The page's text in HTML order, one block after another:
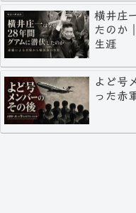
横井庄
たのか
生涯
よど号
った赤